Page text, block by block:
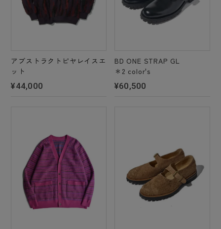
アブストラクトピヤレイスエ
ット
¥44,000
BD ONE STRAP GL
＊2 color's
¥60,500